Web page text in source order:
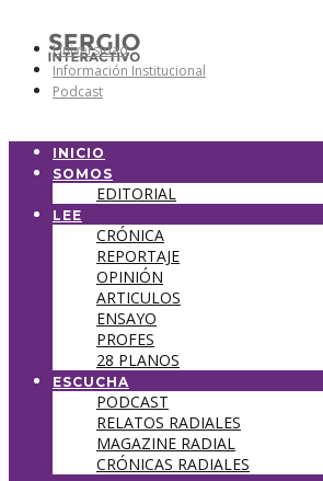
Universidad
Información Institucional
Podcast
INICIO
SOMOS
EDITORIAL
LEE
CRÓNICA
REPORTAJE
OPINIÓN
ARTICULOS
ENSAYO
PROFES
28 PLANOS
ESCUCHA
PODCAST
RELATOS RADIALES
MAGAZINE RADIAL
CRÓNICAS RADIALES